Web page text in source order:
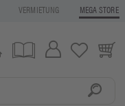
VERMIETUNG MEGA STORE